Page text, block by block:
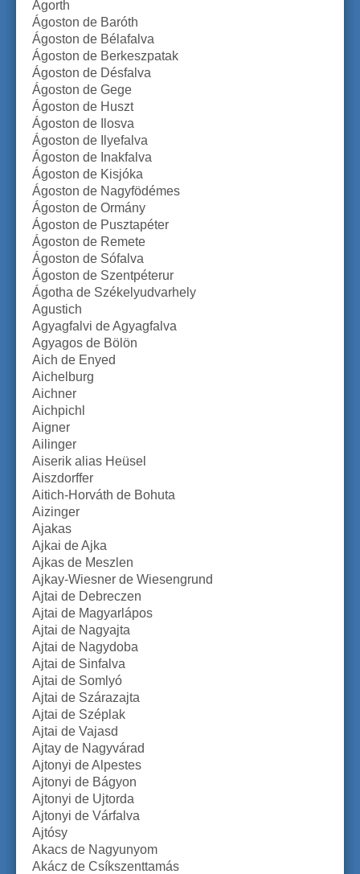
Agorth
Ágoston de Baróth
Ágoston de Bélafalva
Ágoston de Berkeszpatak
Ágoston de Désfalva
Ágoston de Gege
Ágoston de Huszt
Ágoston de Ilosva
Ágoston de Ilyefalva
Ágoston de Inakfalva
Ágoston de Kisjóka
Ágoston de Nagyfödémes
Ágoston de Ormány
Ágoston de Pusztapéter
Ágoston de Remete
Ágoston de Sófalva
Ágoston de Szentpéterur
Ágotha de Székelyudvarhely
Agustich
Agyagfalvi de Agyagfalva
Agyagos de Bölön
Aich de Enyed
Aichelburg
Aichner
Aichpichl
Aigner
Ailinger
Aiserik alias Heüsel
Aiszdorffer
Aitich-Horváth de Bohuta
Aizinger
Ajakas
Ajkai de Ajka
Ajkas de Meszlen
Ajkay-Wiesner de Wiesengrund
Ajtai de Debreczen
Ajtai de Magyarlápos
Ajtai de Nagyajta
Ajtai de Nagydoba
Ajtai de Sinfalva
Ajtai de Somlyó
Ajtai de Szárazajta
Ajtai de Széplak
Ajtai de Vajasd
Ajtay de Nagyvárad
Ajtonyi de Alpestes
Ajtonyi de Bágyon
Ajtonyi de Ujtorda
Ajtonyi de Várfalva
Ajtósy
Akacs de Nagyunyom
Akácz de Csíkszenttamás